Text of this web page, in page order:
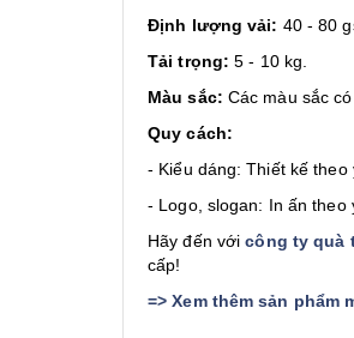
Định lượng vải: 40 - 80
Tải trọng: 5 - 10 kg.
Màu sắc: Các màu sắc
Quy cách:
- Kiểu dáng: Thiết kế theo
- Logo, slogan: In ấn theo
Hãy đến vớicông ty quà
cấp!
=>Xem thêm sản phẩm